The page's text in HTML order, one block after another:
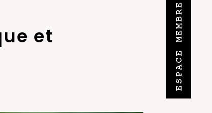
et
ESPACE MEMBRE